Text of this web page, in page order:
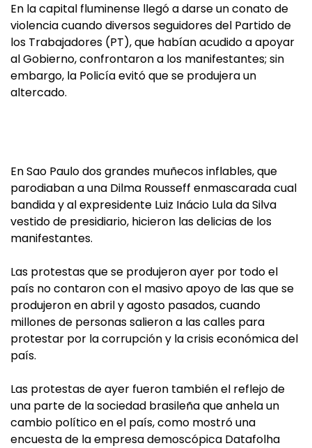
En la capital fluminense llegó a darse un conato de
violencia cuando diversos seguidores del Partido de
los Trabajadores (PT), que habían acudido a apoyar
al Gobierno, confrontaron a los manifestantes; sin
embargo, la Policía evitó que se produjera un
altercado.
En Sao Paulo dos grandes muñecos inflables, que
parodiaban a una Dilma Rousseff enmascarada cual
bandida y al expresidente Luiz Inácio Lula da Silva
vestido de presidiario, hicieron las delicias de los
manifestantes.
Las protestas que se produjeron ayer por todo el
país no contaron con el masivo apoyo de las que se
produjeron en abril y agosto pasados, cuando
millones de personas salieron a las calles para
protestar por la corrupción y la crisis económica del
país.
Las protestas de ayer fueron también el reflejo de
una parte de la sociedad brasileña que anhela un
cambio político en el país, como mostró una
encuesta de la empresa demoscópica Datafolha